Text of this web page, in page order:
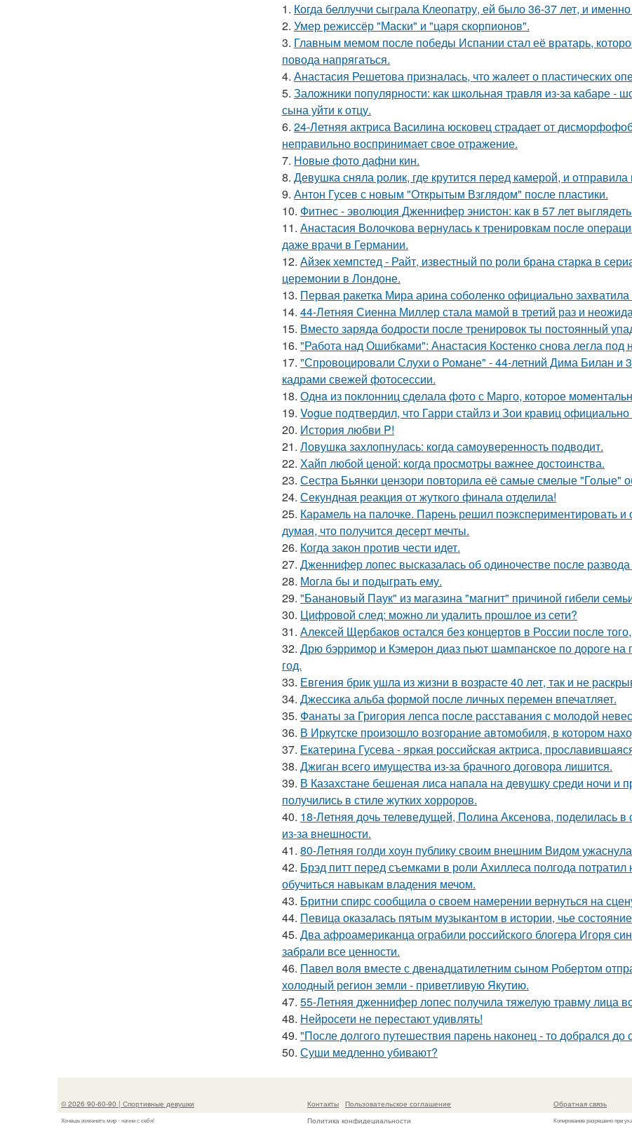
1. Когда беллуччи сыграла Клеопатру, ей было 36-37 лет, и
2. Умер режиссёр "Маски" и "царя скорпионов".
3. Главным мемом после победы Испании стал её вратарь,
повода напрягаться.
4. Анастасия Решетова призналась, что жалеет о пластических
5. Заложники популярности: как школьная травля из-за кабаре -
сына уйти к отцу.
6. 24-Летняя актриса Василина юсковец страдает от
неправильно воспринимает свое отражение.
7. Новые фото дафни кин.
8. Девушка сняла ролик, где крутится перед камерой, и
9. Антон Гусев с новым "Открытым Взглядом" после пластики.
10. Фитнес - эволюция Дженнифер энистон: как в 57 лет
11. Анастасия Волочкова вернулась к тренировкам после
даже врачи в Германии.
12. Айзек хемпстед - Райт, известный по роли брана старка в
церемонии в Лондоне.
13. Первая ракетка Мира арина соболенко официально
14. 44-Летняя Сиенна Миллер стала мамой в третий раз и
15. Вместо заряда бодрости после тренировок ты постоянный
16. "Работа над Ошибками": Анастасия Костенко снова легла под
17. "Спровоцировали Слухи о Романе" - 44-летний Дима Билан и
кадрами свежей фотосессии.
18. Однa из поклонниц сдeлала фото с Марго, которое
19. Vogue подтвердил, что Гарри стайлз и Зои кравиц
20. История любви P!
21. Ловушка захлопнулась: когда самоуверенность подводит.
22. Хайп любой ценой: когда просмотры важнее достоинства.
23. Сестра Бьянки цензори повторила её самые смелые "Голые"
24. Секундная реакция от жуткого финала отделила!
25. Карамель на палочке. Парень решил поэкспериментировать и
думая, что получится десерт мечты.
26. Когда закон против чести идет.
27. Дженнифер лопес высказалась об одиночестве после
28. Могла бы и подыграть ему.
29. "Банановый Паук" из магазина "магнит" причиной гибели
30. Цифровой след: можно ли удалить прошлое из сети?
31. Алексей Щербаков остался без концертов в России после
32. Дрю бэрримор и Кэмерон диаз пьют шампанское по дороге
год.
33. Евгения брик ушла из жизни в возрасте 40 лет, так и не
34. Джессика альба формой после личных перемен впечатляет.
35. Фанаты за Григория лепса после расставания с молодой
36. В Иркутске произошло возгорание автомобиля, в котором
37. Екатерина Гусева - яркая российская актриса,
38. Джиган всего имущества из-за брачного договора лишится.
39. В Казахстане бешеная лиса напала на девушку среди ночи и
получились в стиле жутких хорроров.
40. 18-Летняя дочь телеведущей, Полина Аксенова, поделилась в
из-за внешности.
41. 80-Летняя голди хоун публику своим внешним Видом
42. Брэд питт перед съемками в роли Ахиллеса полгода
обучиться навыкам владения мечом.
43. Бритни спирс сообщила о своем намерении вернуться на
44. Певица оказалась пятым музыкантом в истории, чье
45. Два афроамериканца ограбили российского блогера Игоря
забрали все ценности.
46. Павел воля вместе с двенадцатилетним сыном Робертом
холодный регион земли - приветливую Якутию.
47. 55-Летняя дженнифер лопес получила тяжелую травму лица
48. Нейросети не перестают удивлять!
49. "После долгого путешествия парень наконец - то добрался до
50. Суши медленно убивают?
© 2026 90-60-90 | Спортивные девушки
Хочешь изменить мир - начни с себя!
Контакты
Пользовательское соглашение
Политика конфидециальности
Обратная связь
Копирование разрешено при